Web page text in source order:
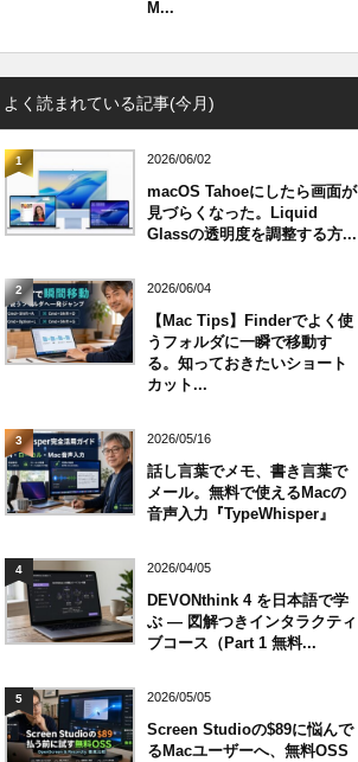
M...
よく読まれている記事(今月)
1 2026/06/02
macOS Tahoeにしたら画面が
見づらくなった。Liquid
Glassの透明度を調整する方...
2 2026/06/04
【Mac Tips】Finderでよく使
うフォルダに一瞬で移動す
る。知っておきたいショート
カット...
3 2026/05/16
話し言葉でメモ、書き言葉で
メール。無料で使えるMacの
音声入力『TypeWhisper』
4 2026/04/05
DEVONthink 4 を日本語で学
ぶ — 図解つきインタラクティ
ブコース（Part 1 無料...
5 2026/05/05
Screen Studioの$89に悩んで
るMacユーザーへ、無料OSS